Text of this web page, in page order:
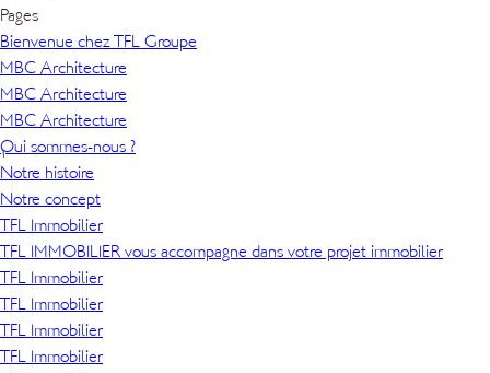
Pages
Bienvenue chez TFL Groupe
MBC Architecture
MBC Architecture
MBC Architecture
Qui sommes-nous ?
Notre histoire
Notre concept
TFL Immobilier
TFL IMMOBILIER vous accompagne dans votre projet immobilier
TFL Immobilier
TFL Immobilier
TFL Immobilier
TFL Immobilier